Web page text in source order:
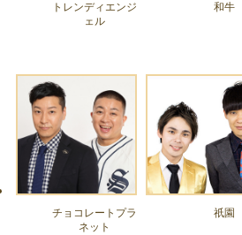
トレンディエンジ
ェル
和牛
チョコレートプラ
ネット
祇園